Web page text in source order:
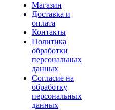
Магазин
Доставка и
оплата
Контакты
Политика
обработки
персональных
данных
Согласие на
обработку
персональных
данных